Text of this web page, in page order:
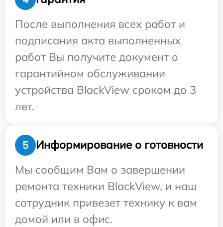
После выполнения всех работ и
подписания акта выполненных
работ Вы получите документ о
гарантийном обслуживании
устройства BlackView сроком до 3
лет.
5
Информирование о готовности
Мы сообщим Вам о завершении
ремонта техники BlackView, и наш
сотрудник привезет технику к вам
домой или в офис.